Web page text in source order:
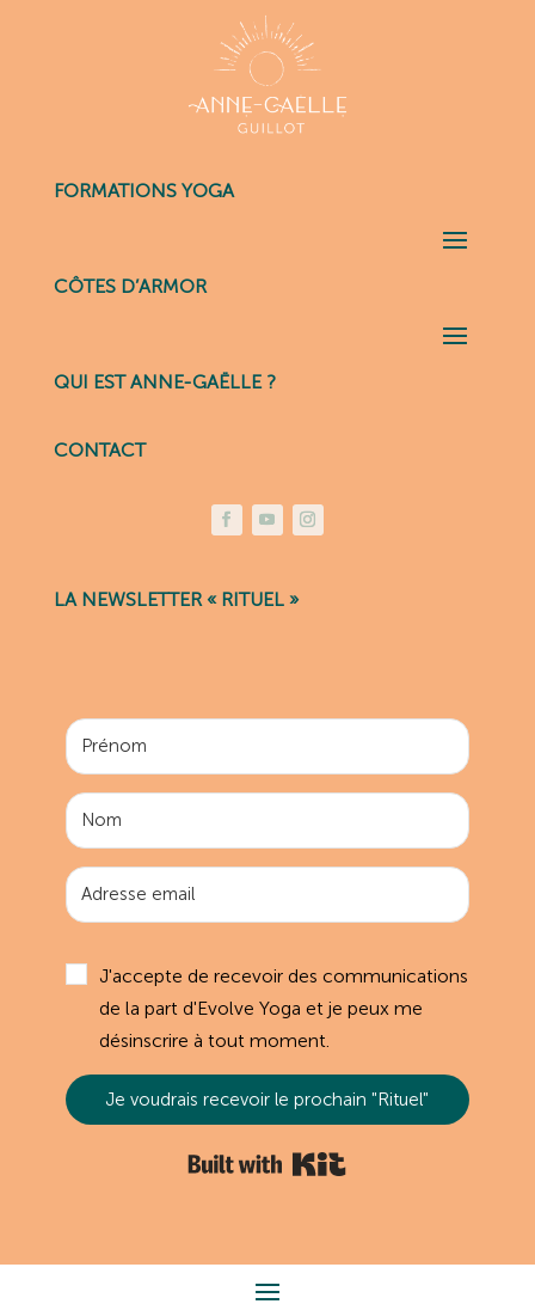
FORMATIONS YOGA
CÔTES D’ARMOR
QUI EST ANNE-GAËLLE ?
CONTACT
LA NEWSLETTER « RITUEL »
J'accepte de recevoir des communications
de la part d'Evolve Yoga et je peux me
désinscrire à tout moment.
Je voudrais recevoir le prochain "Rituel"